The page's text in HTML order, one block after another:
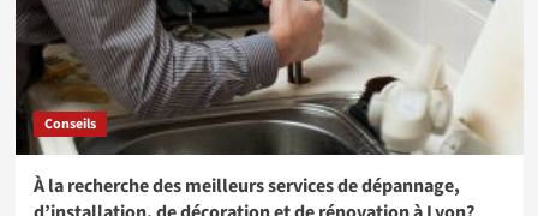
bois
?
Conseils
À la recherche des meilleurs services de dépannage,